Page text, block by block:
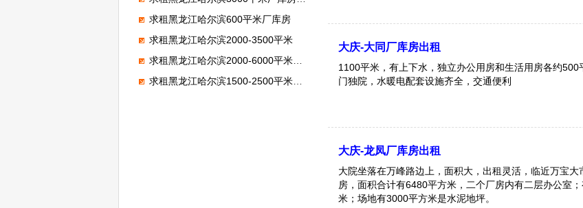
求租黑龙江哈尔滨600平米厂库房
求租黑龙江哈尔滨2000-3500平米
求租黑龙江哈尔滨2000-6000平米厂库房
求租黑龙江哈尔滨1500-2500平米厂库房，生产杂粮
大庆-大同厂库房出租
1100平米，有上下水，独立办公用房和生活用房各约500
门独院，水暖电配套设施齐全，交通便利
大庆-龙凤厂库房出租
大院坐落在万峰路边上，面积大，出租灵活，临近万宝大
房，面积合计有6480平方米，二个厂房内有二层办公室
米；场地有3000平方米是水泥地坪。